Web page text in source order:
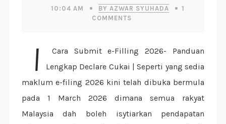
10:04 AM BY AZWAR SYUHADA
1
COMMENTS
| Cara Submit e-Filling 2026- Panduan
Lengkap Declare Cukai | Seperti yang sedia
maklum e-filing 2026 kini telah dibuka bermula
pada 1 March 2026 dimana semua rakyat
Malaysia dah boleh isytiarkan pendapatan